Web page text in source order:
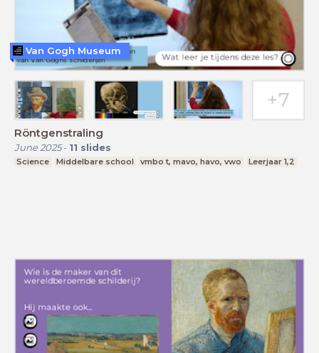
Röntgenstraling
June 2025- 11 slides
Science Middelbare school vmbo t, mavo, havo, vwo Leerjaar 1,2
Van Gogh Museum